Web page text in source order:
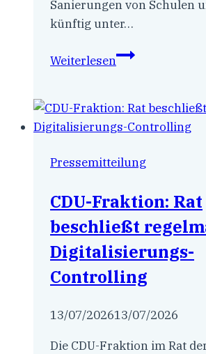
Sanierungen von Schulen
künftig unter…
WeiterlesenAuflösung
zur
Pressemitteilung
CDU-Fraktion: Rat
beschließt
Digitalisierungs-
Controlling
13/07/202613/07/2026
Die CDU-Fraktion im Rat